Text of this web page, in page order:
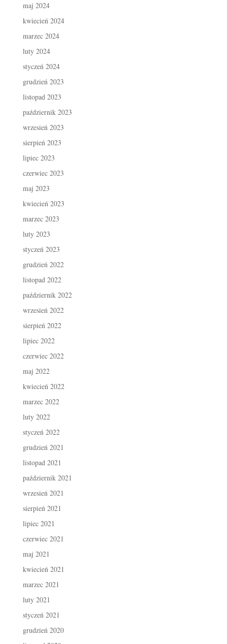
maj 2024
kwiecień 2024
marzec 2024
luty 2024
styczeń 2024
grudzień 2023
listopad 2023
październik 2023
wrzesień 2023
sierpień 2023
lipiec 2023
czerwiec 2023
maj 2023
kwiecień 2023
marzec 2023
luty 2023
styczeń 2023
grudzień 2022
listopad 2022
październik 2022
wrzesień 2022
sierpień 2022
lipiec 2022
czerwiec 2022
maj 2022
kwiecień 2022
marzec 2022
luty 2022
styczeń 2022
grudzień 2021
listopad 2021
październik 2021
wrzesień 2021
sierpień 2021
lipiec 2021
czerwiec 2021
maj 2021
kwiecień 2021
marzec 2021
luty 2021
styczeń 2021
grudzień 2020